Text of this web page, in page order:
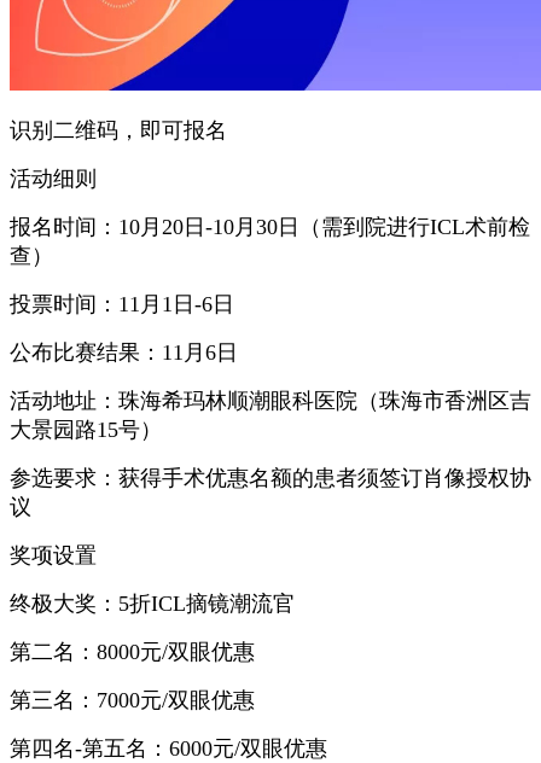
识别二维码，即可报名
活动细则
报名时间：10月20日-10月30日（需到院进行ICL术前检
查）
投票时间：11月1日-6日
公布比赛结果：11月6日
活动地址：珠海希玛林顺潮眼科医院（珠海市香洲区吉
大景园路15号）
参选要求：获得手术优惠名额的患者须签订肖像授权协
议
奖项设置
终极大奖：5折ICL摘镜潮流官
第二名：8000元/双眼优惠
第三名：7000元/双眼优惠
第四名-第五名：6000元/双眼优惠